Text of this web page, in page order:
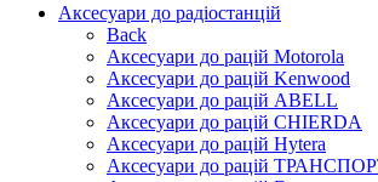
Аксесуари до радіостанцій
Back
Аксесуари до рацій Motorola
Аксесуари до рацій Kenwood
Аксесуари до рацій ABELL
Аксесуари до рацій CHIERDA
Аксесуари до рацій Hytera
Аксесуари до рацій